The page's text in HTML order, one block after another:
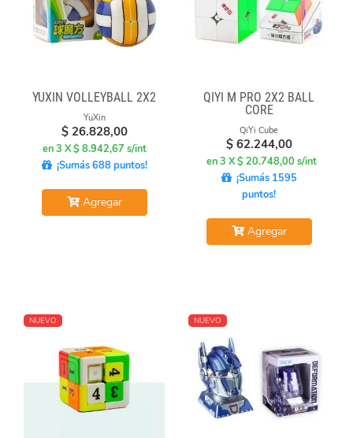
YUXIN VOLLEYBALL 2X2
YuXin
$ 26.828,00
en 3 X $ 8.942,67 s/int
¡Sumás 688 puntos!
Agregar
QIYI M PRO 2X2 BALL
CORE
QiYi Cube
$ 62.244,00
en 3 X $ 20.748,00 s/int
¡Sumás 1595
puntos!
Agregar
NUEVO NUEVO